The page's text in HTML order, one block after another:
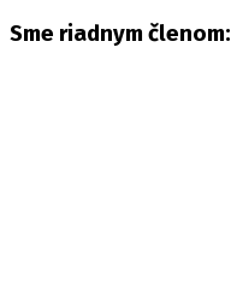
Sme riadnym členom: